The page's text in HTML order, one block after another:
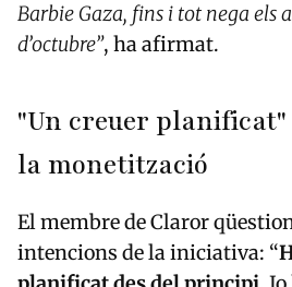
Barbie Gaza, fins i tot nega els
d’octubre”, ha afirmat.
"Un creuer planificat"
la monetització
El membre de Claror
intencions de la iniciativa: “